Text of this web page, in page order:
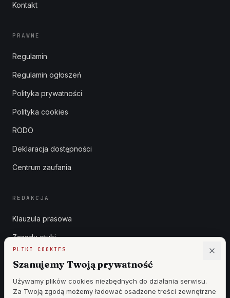
PLIKI COOKIES
Szanujemy Twoją prywatność
Używamy plików cookies niezbędnych do działania serwisu.
Za Twoją zgodą możemy ładować osadzone treści zewnętrzne
Kontakt
PRAWNE
Regulamin
Regulamin ogłoszeń
Polityka prywatności
Polityka cookies
RODO
Deklaracja dostępności
Centrum zaufania
REDAKCJA
Klauzula prasowa
Zasady etyki
Cennik